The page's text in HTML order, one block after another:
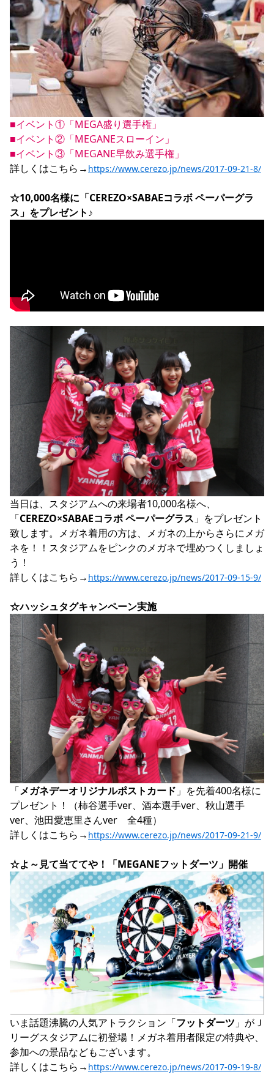
■イベント①「MEGA盛り選手権」
■イベント②「MEGANEスローイン」
■イベント③「MEGANE早飲み選手権」
詳しくはこちら→ https://www.cerezo.jp/news/2017-09-21-8/
☆10,000名様に「CEREZO×SABAEコラボ ペーパーグラ
ス」をプレゼント♪
当日は、スタジアムへの来場者10,000名様へ、
「CEREZO×SABAEコラボ ペーパーグラス 」をプレゼント
致します。メガネ着用の方は、メガネの上からさらにメガ
ネを！！スタジアムをピンクのメガネで埋めつくしましょ
う！
詳しくはこちら→ https://www.cerezo.jp/news/2017-09-15-9/
☆ハッシュタグキャンペーン実施
「メガネデーオリジナルポストカード 」を先着400名様に
プレゼント！（柿谷選手ver、酒本選手ver、秋山選手
ver、池田愛恵里さんver　全4種）
詳しくはこちら→ https://www.cerezo.jp/news/2017-09-21-9/
☆よ～見て当ててや！「MEGANEフットダーツ」開催
いま話題沸騰の人気アトラクション「フットダーツ 」がＪ
リーグスタジアムに初登場！メガネ着用者限定の特典や、
参加への景品などもございます。
詳しくはこちら→ https://www.cerezo.jp/news/2017-09-19-8/